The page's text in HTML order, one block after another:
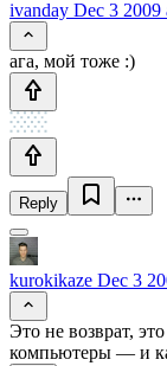
ivanday Dec 3 2009
ага, мой тоже :)
Reply
kurokikaze Dec 3
Это не возврат,
компьютеры — и